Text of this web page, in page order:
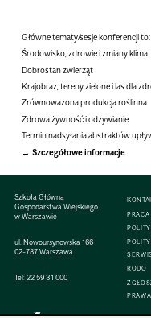
Główne tematy/sesje konferencji to:
Środowisko, zdrowie i zmiany
Dobrostan zwierząt
Krajobraz, tereny zielone i las dla
Zrównoważona produkcja roślinna
Zdrowa żywność i odżywianie
Termin nadsyłania abstraktów
Szczegółowe informacje
Szkoła Główna
Gospodarstwa Wiejskiego
w Warszawie
ul. Nowoursynowska 166
02-787 Warszawa
Tel:22 59 31 000
PRACA
RODO
PRAWA